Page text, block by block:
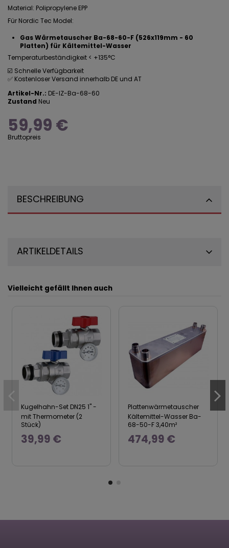
Material: Polipropylene EPP
Für Nordic Tec Model:
Gas Wärmetauscher Ba-68-60-F (526x119mm - 60
Platten) für Kältemittel-Wasser
Temperaturbeständigkeit < +135°C
☑️ Schnelle Verfügbarkeit
✅ Kostenloser Versand innerhalb DE und AT
Artikel-Nr.: DE-IZ-Ba-68-60
Zustand Neu
59,99 €
Bruttopreis
BESCHREIBUNG
ARTIKELDETAILS
Vielleicht gefällt Ihnen auch
Kugelhahn-Set DN25 1" -
mit Thermometer (2
Stück)
39,99 €
Plattenwärmetauscher
Kältemittel-Wasser Ba-
68-50-F 3,40m²
474,99 €